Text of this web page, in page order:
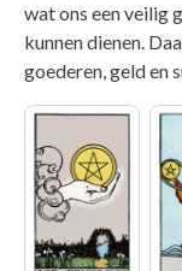
wat ons een veilig
kunnen dienen.
goederen, geld en